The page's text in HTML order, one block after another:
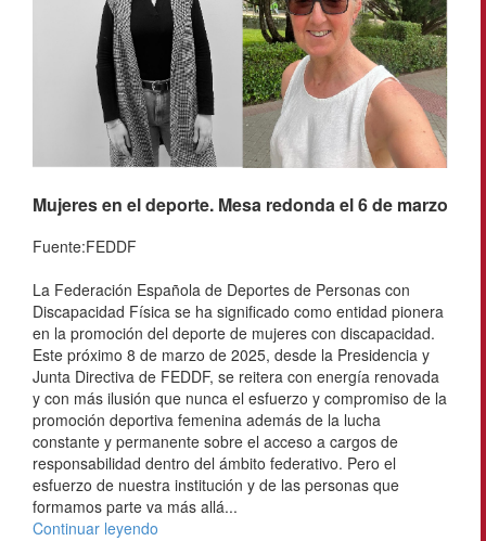
Mujeres en el deporte. Mesa redonda el 6 de marzo
Fuente:FEDDF
La Federación Española de Deportes de Personas con
Discapacidad Física se ha significado como entidad pionera
en la promoción del deporte de mujeres con discapacidad.
Este próximo 8 de marzo de 2025, desde la Presidencia y
Junta Directiva de FEDDF, se reitera con energía renovada
y con más ilusión que nunca el esfuerzo y compromiso de la
promoción deportiva femenina además de la lucha
constante y permanente sobre el acceso a cargos de
responsabilidad dentro del ámbito federativo. Pero el
esfuerzo de nuestra institución y de las personas que
formamos parte va más allá...
Continuar leyendo